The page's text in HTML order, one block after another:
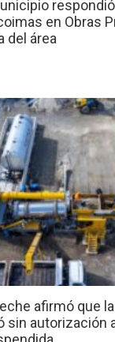
en Obras
del área
afirmó que
sin autorización